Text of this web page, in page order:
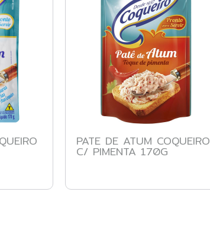
PATE DE ATUM COQUEIRO
C/ PIMENTA 170G